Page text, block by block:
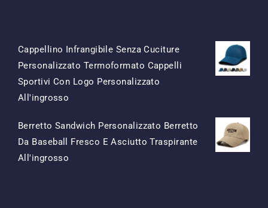
Cappellino Infrangibile Senza Cuciture
Personalizzato Termoformato Cappelli
Sportivi Con Logo Personalizzato
All'ingrosso
Originale
Era:
Attuale
È:
Berretto Sandwich Personalizzato Berretto
Da Baseball Fresco E Asciutto Traspirante
All'ingrosso